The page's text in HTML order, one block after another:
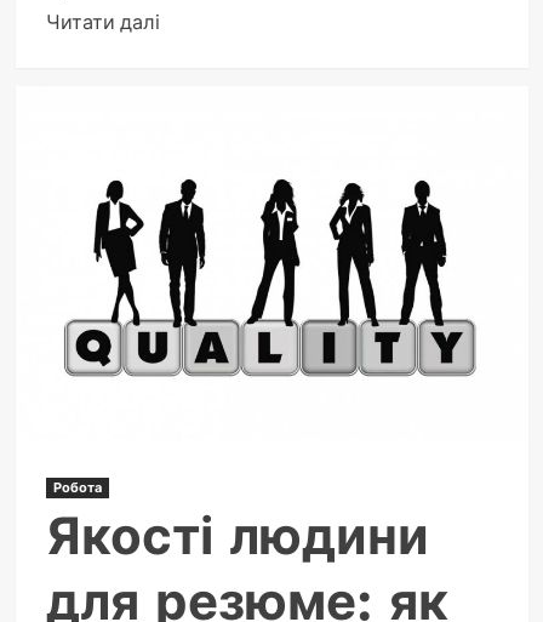
Читати даліДокладніше
Україні
2025:
ідеї
та
поради
Робота
Якості людини
для резюме: як